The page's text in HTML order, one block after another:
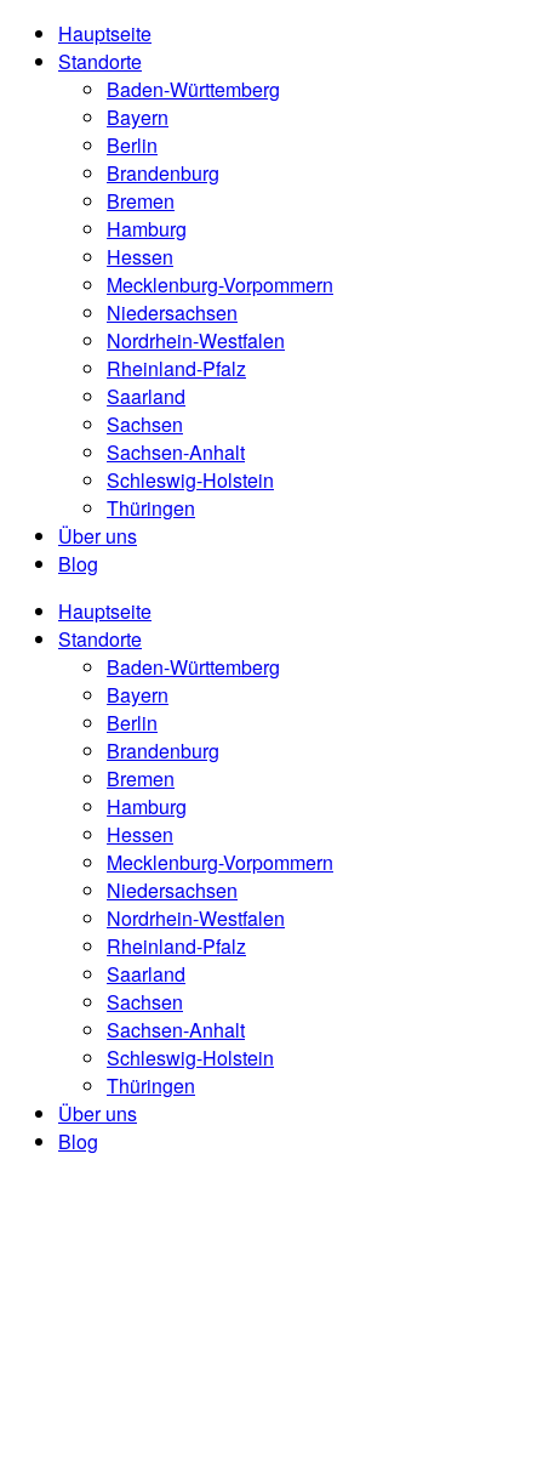
Hauptseite
Standorte
Baden-Württemberg
Bayern
Berlin
Brandenburg
Bremen
Hamburg
Hessen
Mecklenburg-Vorpommern
Niedersachsen
Nordrhein-Westfalen
Rheinland-Pfalz
Saarland
Sachsen
Sachsen-Anhalt
Schleswig-Holstein
Thüringen
Über uns
Blog
Hauptseite
Standorte
Baden-Württemberg
Bayern
Berlin
Brandenburg
Bremen
Hamburg
Hessen
Mecklenburg-Vorpommern
Niedersachsen
Nordrhein-Westfalen
Rheinland-Pfalz
Saarland
Sachsen
Sachsen-Anhalt
Schleswig-Holstein
Thüringen
Über uns
Blog